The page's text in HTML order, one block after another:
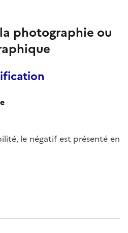
photographie ou
le négatif est présenté en